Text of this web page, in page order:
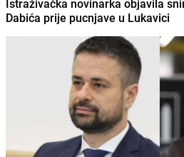
Istraživačka novinarka objavila
Dabića prije pucnjave u Lukavici